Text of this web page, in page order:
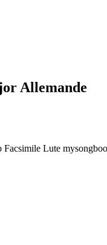
Allemande